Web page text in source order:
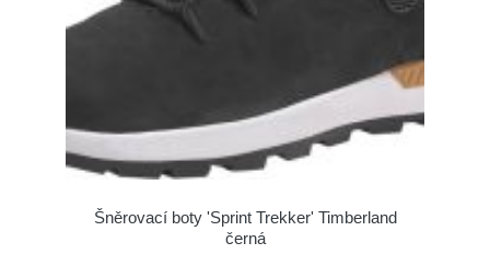
Šněrovací boty 'Sprint Trekker' Timberland
černá